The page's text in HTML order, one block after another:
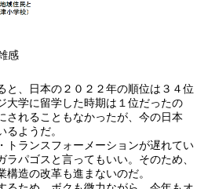
感
、日本の２０２２年の順位は３４位
大学に留学した時期は１位だったの
されることもなかったが、今の日本
ようだ。
ランスフォーメーションが遅れてい
パゴスと言ってもいい。そのため、
造の改革も進まないのだ。